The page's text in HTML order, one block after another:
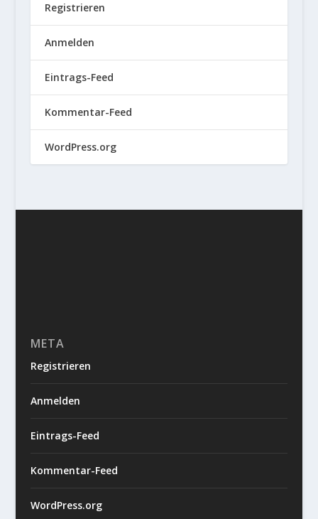
Registrieren
Anmelden
Eintrags-Feed
Kommentar-Feed
WordPress.org
META
Registrieren
Anmelden
Eintrags-Feed
Kommentar-Feed
WordPress.org